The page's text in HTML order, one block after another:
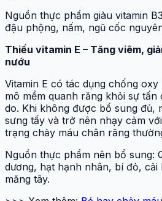
Nguồn thực phẩm giàu vitamin
đậu phộng, nấm, ngũ cốc
Thiếu vitamin E – Tăng viêm,
nướu
Vitamin E có tác dụng chống
mô mềm quanh răng khỏi sự
do. Khi không được bổ sung đủ,
sưng tấy và trở nên nhạy cảm
trạng chảy máu chân răng
Nguồn thực phẩm nên bổ sung:
dương, hạt hạnh nhân, bí đỏ, cải
măng tây.